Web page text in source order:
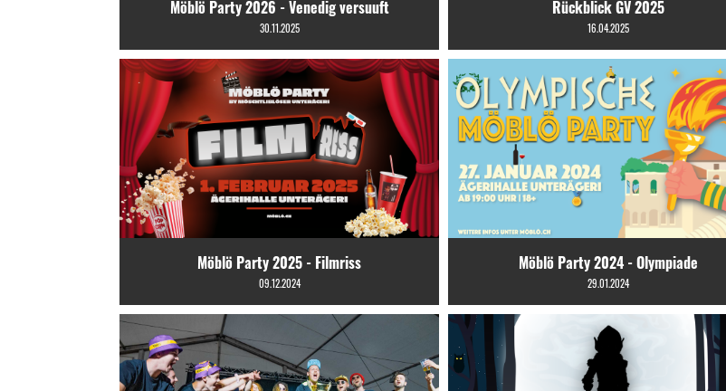
Möblö Party 2026 - Venedig versuuft
30.11.2025
Rückblick GV 2025
16.04.2025
Möblö Party 2025 - Filmriss
09.12.2024
Möblö Party 2024 - Olympiade
29.01.2024